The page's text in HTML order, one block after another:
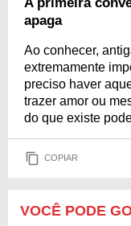
apaga
Ao conhecer,
extremamente
preciso haver
trazer amor ou
do que existe
COPIAR
VOCÊ PODE